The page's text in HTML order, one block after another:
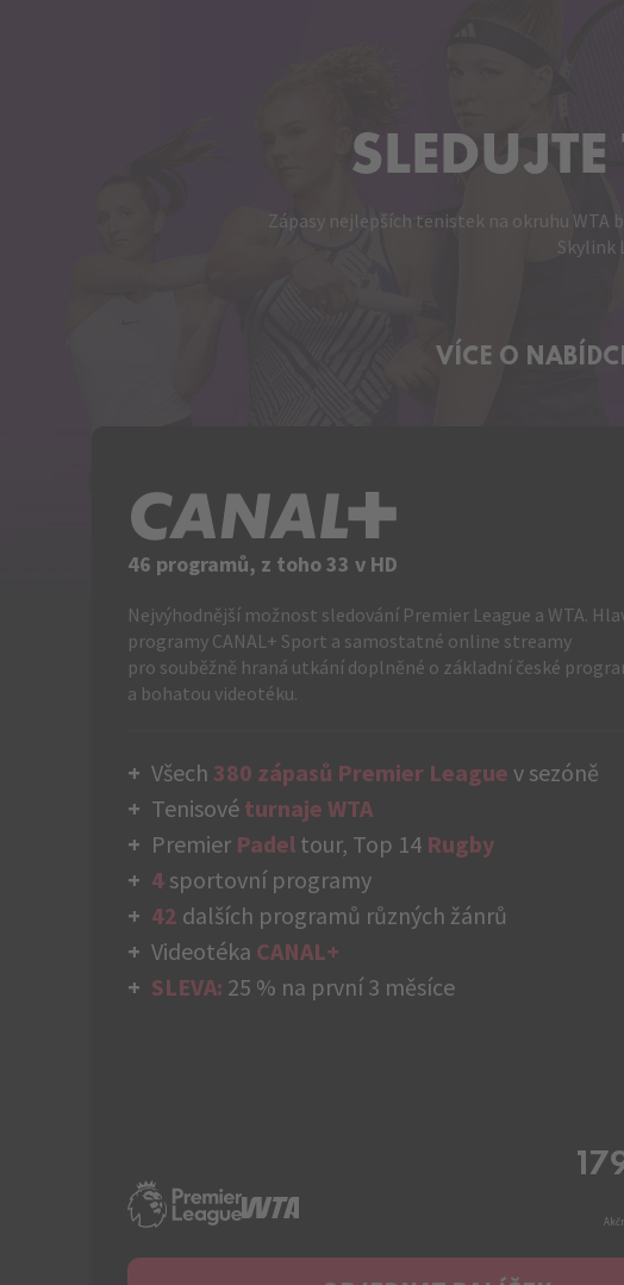
Zápasy nejlepších tenistek na okruhu WTA
Skylink
VÍCE O
C+
46 programů, z toho 33 v HD
Nejvýhodnější možnost sledování Premier League a WTA.
programy CANAL+ Sport a samostatné online streamy
pro souběžně hraná utkání doplněné o základní české
a bohatou videotéku.
Všech 380 zápasů Premier League v sezóně
Tenisové turnaje WTA
Premier Padel tour, Top 14 Rugby
4 sportovní programy
42 dalších programů různých žánrů
Videotéka CANAL+
SLEVA: 25 % na první 3 měsíce